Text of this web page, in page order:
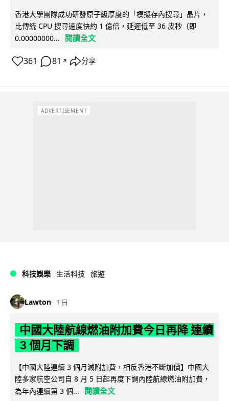
香港大學團隊成功研發原子級厚度的「模擬存內搜尋」晶片，
比傳統 CPU 搜尋速度快約 1 億倍，延遲低至 36 皮秒（即
0.00000000...
閱讀全文
361 81 ↗ 分享
ADVERTISEMENT
科技娛樂 生活科技 旅遊
Lawton 1 日
中國大陸航線燃油附加費今日再降 連續
3 個月下調
【中國大陸連續 3 個月減附加費，相反香港不斷加價】中國大
陸多家航空公司自 8 月 5 日起再度下調內陸航線燃油附加費，
為年內連續第 3 個...
閱讀全文